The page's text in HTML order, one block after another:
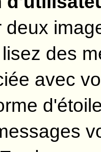
en dessous
le
texte
pas
message
Veuillez